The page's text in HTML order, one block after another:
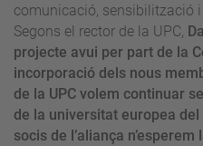
comunicació, sensibilització i
Segons el rector de la UPC,
projecte avui per part de la
incorporació dels nous
de la UPC volem continuar
de la universitat europea
socis de l’aliança